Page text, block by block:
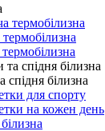
термобілизна
білизна
для спорту
на кожен день